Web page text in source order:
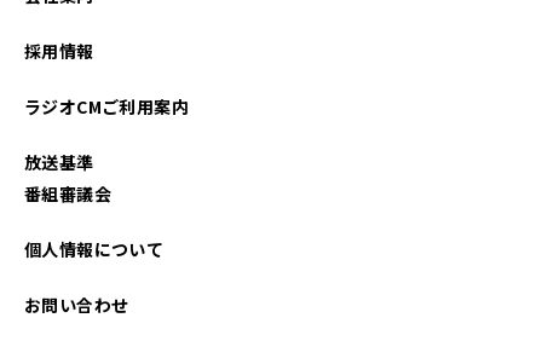
2025年09月
採用情報
ラジオCMご利用案内
放送基準
番組審議会
個人情報について
お問い合わせ